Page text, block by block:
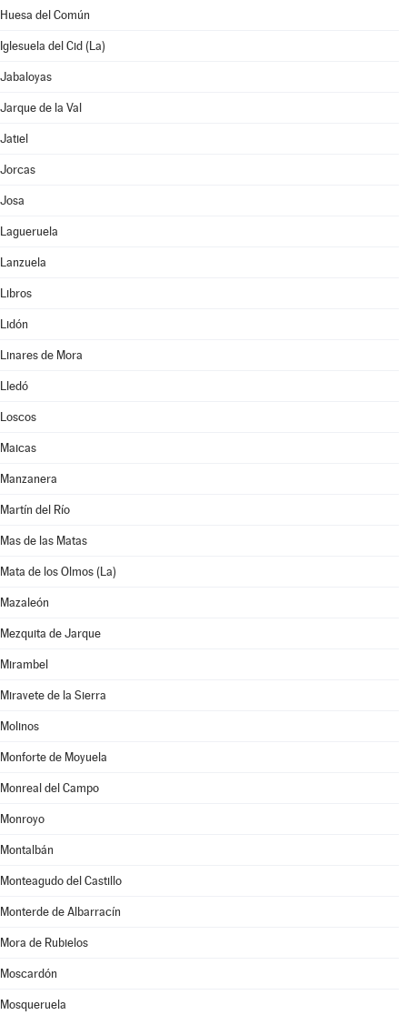
Huesa del Común
Iglesuela del Cid (La)
Jabaloyas
Jarque de la Val
Jatiel
Jorcas
Josa
Lagueruela
Lanzuela
Libros
Lidón
Linares de Mora
Lledó
Loscos
Maicas
Manzanera
Martín del Río
Mas de las Matas
Mata de los Olmos (La)
Mazaleón
Mezquita de Jarque
Mirambel
Miravete de la Sierra
Molinos
Monforte de Moyuela
Monreal del Campo
Monroyo
Montalbán
Monteagudo del Castillo
Monterde de Albarracín
Mora de Rubielos
Moscardón
Mosqueruela